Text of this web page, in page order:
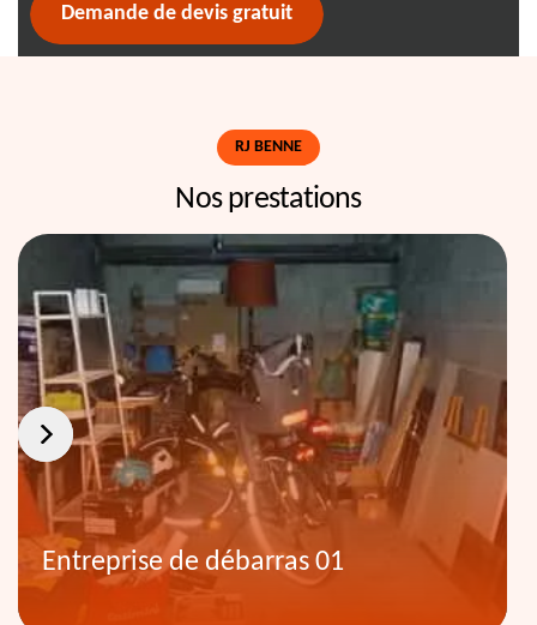
Demande de devis gratuit
RJ BENNE
Nos prestations
Entreprise de débarras 01